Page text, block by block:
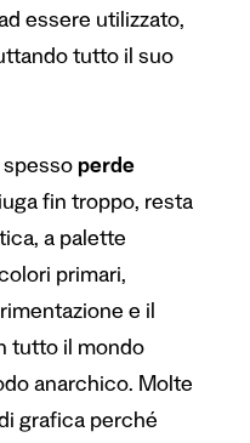
essere utilizzato,
tutto il suo
perde
fin troppo, resta
a palette
primari,
e il
tutto il mondo
anarchico. Molte
grafica perché